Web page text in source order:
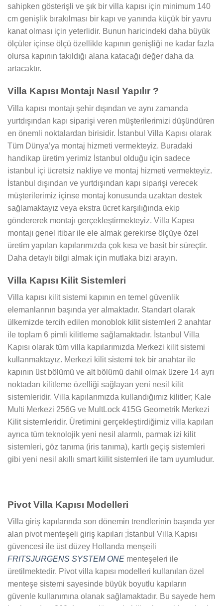
sahipken gösterişli ve şık bir villa kapısı için minimum 140
cm genişlik bırakılması bir kapı ve yanında küçük bir yavru
kanat olması için yeterlidir. Bunun haricindeki daha büyük
ölçüler içinse ölçü özellikle kapının genişliği ne kadar fazla
olursa kapının takıldığı alana katacağı değer daha da
artacaktır.
Villa Kapısı Montajı Nasıl Yapılır ?
Villa kapısı montajı şehir dışından ve aynı zamanda
yurtdışından kapı siparişi veren müşterilerimizi düşündüren
en önemli noktalardan birisidir. İstanbul Villa Kapısı olarak
Tüm Dünya’ya montaj hizmeti vermekteyiz. Buradaki
handikap üretim yerimiz İstanbul olduğu için sadece
istanbul içi ücretsiz nakliye ve montaj hizmeti vermekteyiz.
İstanbul dışından ve yurtdışından kapı siparişi verecek
müşterilerimiz içinse montaj konusunda uzaktan destek
sağlamaktayız veya ekstra ücret karşılığında ekip
göndererek montajı gerçekleştirmekteyiz. Villa Kapısı
montajı genel itibar ile ele almak gerekirse ölçüye özel
üretim yapılan kapılarımızda çok kısa ve basit bir süreçtir.
Daha detaylı bilgi almak için mutlaka bizi arayın.
Villa Kapısı Kilit Sistemleri
Villa kapısı kilit sistemi kapının en temel güvenlik
elemanlarının başında yer almaktadır. Standart olarak
ülkemizde tercih edilen monoblok kilit sistemleri 2 anahtar
ile toplam 6 pimli kilitleme sağlamaktadır. İstanbul Villa
Kapısı olarak tüm villa kapılarımızda Merkezi kilit sistemi
kullanmaktayız. Merkezi kilit sistemi tek bir anahtar ile
kapının üst bölümü ve alt bölümü dahil olmak üzere 14 ayrı
noktadan kilitleme özelliği sağlayan yeni nesil kilit
sistemleridir. Villa kapılarımızda kullandığımız kilitler; Kale
Multi Merkezi 256G ve MultLock 415G Geometrik Merkezi
Kilit sistemleridir. Üretimini gerçekleştirdiğimiz villa kapıları
ayrıca tüm teknolojik yeni nesil alarmlı, parmak izi kilit
sistemleri, göz tanıma (iris tanıma), kartlı geçiş sistemleri
gibi yeni nesil akıllı smart kiilit sistemleri ile tam uyumludur.
Pivot Villa Kapısı Modelleri
Villa giriş kapılarında son dönemin trendlerinin başında yer
alan pivot menteşeli giriş kapıları ;İstanbul Villa Kapısı
güvencesi ile üst düzey Hollanda menşeili
FRITSJURGENS SYSTEM ONE menteşeleri ile
üretilmektedir. Pivot villa kapısı modelleri kullanılan özel
menteşe sistemi sayesinde büyük boyutlu kapıların
güvenle kullanımına olanak sağlamaktadır. Bu sayede hem